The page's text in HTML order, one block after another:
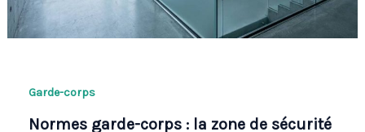
Garde-corps
Normes garde-corps : la zone de sécurité